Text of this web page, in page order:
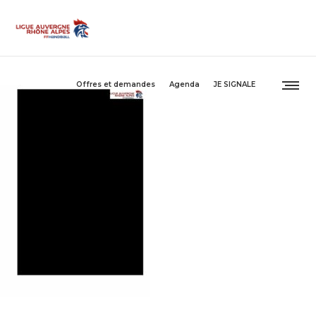
Offres et demandes Agenda JE SIGNALE